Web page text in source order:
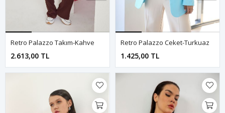
Retro Palazzo Takım-Kahve
2.613,00 TL
Retro Palazzo Ceket-Turkuaz
1.425,00 TL